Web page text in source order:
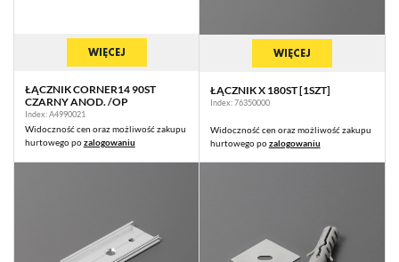
WIĘCEJ
ŁĄCZNIK CORNER14 90ST
CZARNY ANOD. /OP
Index: A4990021
Widoczność cen oraz możliwość zakupu
hurtowego pozalogowaniu
WIĘCEJ
ŁĄCZNIK X 180ST [1SZT]
Index: 76350000
Widoczność cen oraz możliwość zakupu
hurtowego pozalogowaniu